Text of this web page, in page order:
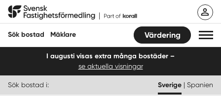
Hoppa
Svensk Fastighetsförmedling
Sök bostad Mäklare Värdering
I augusti visas extra många bostäder –
se aktuella visningar
Sök bostad i: Sverige | Spanien